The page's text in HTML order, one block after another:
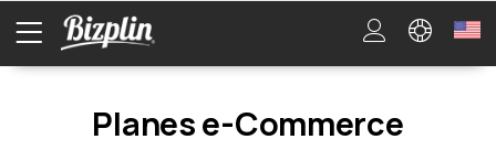
Planes e-Commerce